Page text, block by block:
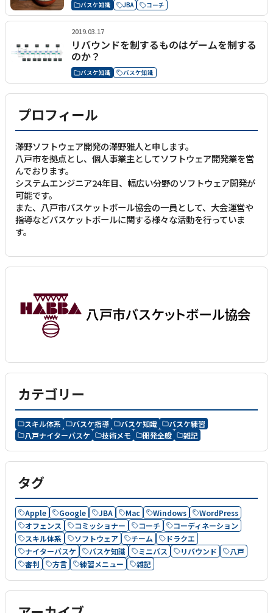
バスケ知識 JBA コーチ
2019.03.17
リバウンドを制するものはゲームを制する
のか？
バスケ知識 バスケ知識
プロフィール
澤野ソフトウェア開発の澤野雅人と申します。
八戸市を拠点とし、個人事業主としてソフトウェア開発業を営
んでおります。
システムエンジニア24年目、幅広い分野のソフトウェア開発が
可能です。
また、八戸市バスケットボール協会の一員として、大会運営や
指導などバスケットボールに関する様々な活動を行っていま
す。
カテゴリー
スキル体系 バスケ指導 バスケ知識
バスケ練習
八戸ナイターバスケ
技術メモ 開発全般 雑記
タグ
Apple Google JBA Mac Windows
WordPress
オフェンス
コミッショナー コーチ
コーディネーション
スキル体系
ソフトウェア チーム
ドラクエ
ナイターバスケ
バスケ知識 ミニバス リバウンド
八戸
審判
方言 練習メニュー 雑記